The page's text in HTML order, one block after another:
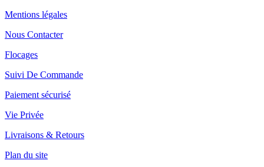
Mentions légales
Nous Contacter
Flocages
Suivi De Commande
Paiement sécurisé
Vie Privée
Livraisons & Retours
Plan du site